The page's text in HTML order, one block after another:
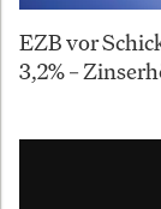
EZB vor
3,2% –